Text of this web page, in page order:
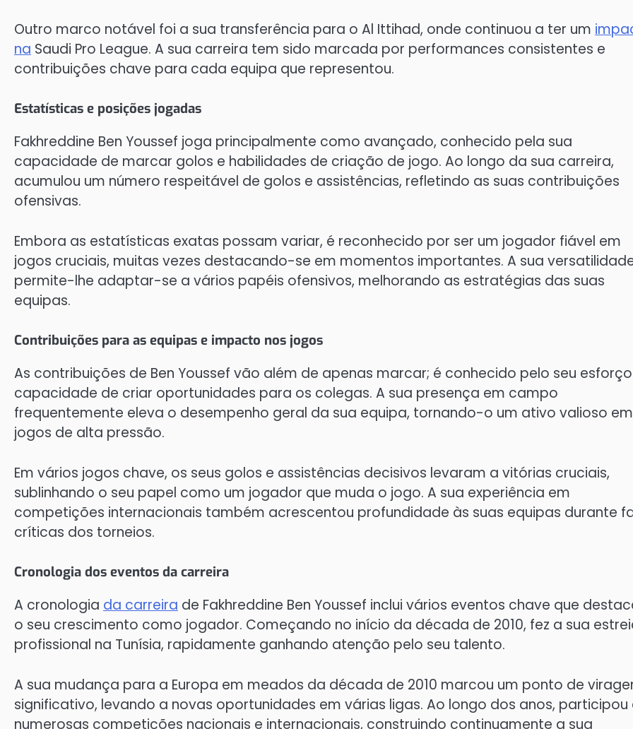
Outro marco notável foi a sua transferência para o Al Ittihad, onde continuou a ter um
na Saudi Pro League. A sua carreira tem sido marcada por performances consistentes e
contribuições chave para cada equipa que representou.
Estatísticas e posições jogadas
Fakhreddine Ben Youssef joga principalmente como avançado, conhecido pela sua
capacidade de marcar golos e habilidades de criação de jogo. Ao longo da sua carreira,
acumulou um número respeitável de golos e assistências, refletindo as suas contribuições
ofensivas.
Embora as estatísticas exatas possam variar, é reconhecido por ser um jogador fiável em
jogos cruciais, muitas vezes destacando-se em momentos importantes. A sua
permite-lhe adaptar-se a vários papéis ofensivos, melhorando as estratégias das suas
equipas.
Contribuições para as equipas e impacto nos jogos
As contribuições de Ben Youssef vão além de apenas marcar; é conhecido pelo seu
capacidade de criar oportunidades para os colegas. A sua presença em campo
frequentemente eleva o desempenho geral da sua equipa, tornando-o um ativo valioso em
jogos de alta pressão.
Em vários jogos chave, os seus golos e assistências decisivos levaram a vitórias cruciais,
sublinhando o seu papel como um jogador que muda o jogo. A sua experiência em
competições internacionais também acrescentou profundidade às suas equipas durante
críticas dos torneios.
Cronologia dos eventos da carreira
A cronologia da carreira de Fakhreddine Ben Youssef inclui vários eventos chave que
o seu crescimento como jogador. Começando no início da década de 2010, fez a sua
profissional na Tunísia, rapidamente ganhando atenção pelo seu talento.
A sua mudança para a Europa em meados da década de 2010 marcou um ponto de
significativo, levando a novas oportunidades em várias ligas. Ao longo dos anos, participou
numerosas competições nacionais e internacionais, construindo continuamente a sua